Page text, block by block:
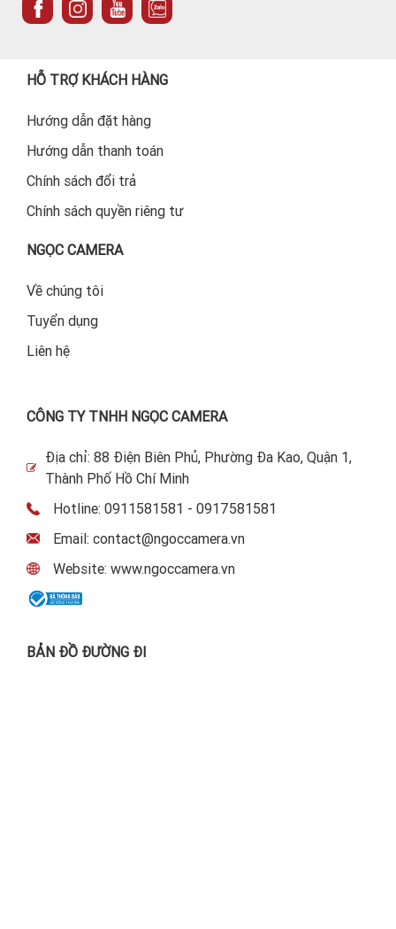
HỖ TRỢ KHÁCH HÀNG
Hướng dẫn đặt hàng
Hướng dẫn thanh toán
Chính sách đổi trả
Chính sách quyền riêng tư
NGỌC CAMERA
Về chúng tôi
Tuyển dụng
Liên hệ
CÔNG TY TNHH NGỌC CAMERA
Địa chỉ: 88 Điện Biên Phủ, Phường Đa Kao, Quận 1,
Thành Phố Hồ Chí Minh
Hotline: 0911581581 - 0917581581
Email: contact@ngoccamera.vn
Website: www.ngoccamera.vn
BẢN ĐỒ ĐƯỜNG ĐI